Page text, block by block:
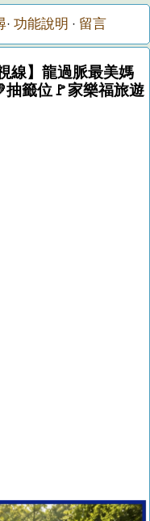
· 功能說明 · 留言
線】龍過脈最美媽
抽籤位🚩家樂福旅遊